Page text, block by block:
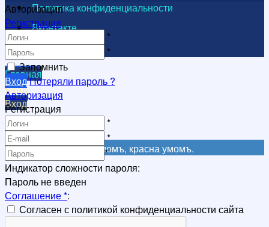
Политика конфиденциальности
Вконтакте
Видеоканал
Главная
Вход
Вход
Регистрация
Регистрация
Не красна книга письмомъ, красна умомъ.
Авторизация
Регистрация
*
*
Запомнить
ВходПотеряли пароль ?
Авторизация
Регистрация
*
*
*
Индикатор сложности пароля:
Пароль не введен
Соглашение*:
Согласен с политикой конфиденциальности сайта